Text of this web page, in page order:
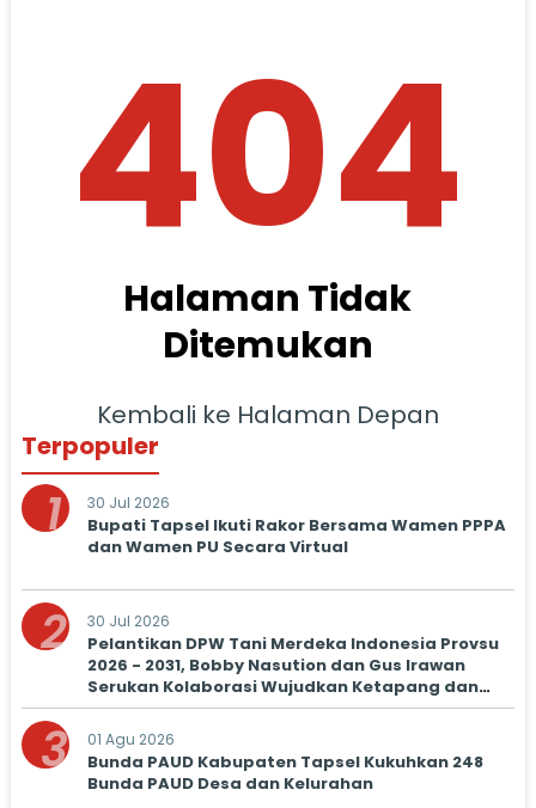
404
Halaman Tidak
Ditemukan
Kembali ke Halaman Depan
Terpopuler
1 30 Jul 2026
Bupati Tapsel Ikuti Rakor Bersama Wamen PPPA
dan Wamen PU Secara Virtual
2 30 Jul 2026
Pelantikan DPW Tani Merdeka Indonesia Provsu
2026 - 2031, Bobby Nasution dan Gus Irawan
Serukan Kolaborasi Wujudkan Ketapang dan
Kesejahteraan Petani
3 01 Agu 2026
Bunda PAUD Kabupaten Tapsel Kukuhkan 248
Bunda PAUD Desa dan Kelurahan